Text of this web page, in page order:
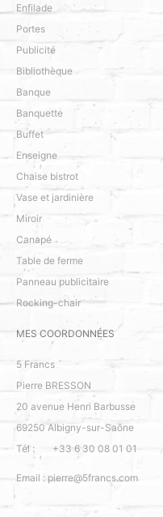
Enfilade
Portes
Publicité
Bibliothèque
Banque
Banquette
Buffet
Enseigne
Chaise bistrot
Vase et jardinière
Miroir
Canapé
Table de ferme
Panneau publicitaire
Rocking-chair
MES COORDONNÉES
5 Francs
Pierre BRESSON
20 avenue Henri Barbusse
69250 Albigny-sur-Saône
Tél :
+33 6 30 08 01 01
Email : pierre@5francs.com